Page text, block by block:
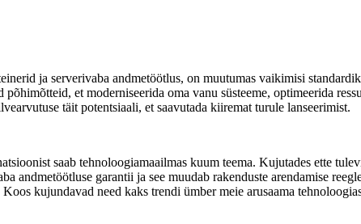
ja serverivaba andmetöötlus, on muutumas vaikimisi
et moderniseerida oma vanu süsteeme, optimeerida
täit potentsiaali, et saavutada kiiremat turule lanseerimist.
saab tehnoloogiamaailmas kuum teema. Kujutades ette
andmetöötluse garantii ja see muudab rakenduste arendamise
kujundavad need kaks trendi ümber meie arusaama